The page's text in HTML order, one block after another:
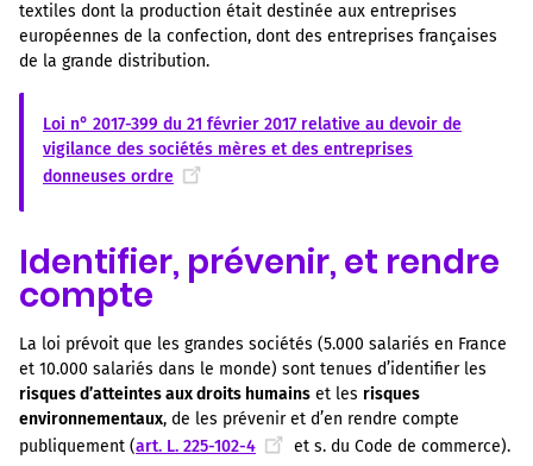
textiles dont la production était destinée aux entreprises
européennes de la confection, dont des entreprises françaises
de la grande distribution.
Loi n° 2017-399 du 21 février 2017 relative au devoir de
vigilance des sociétés mères et des entreprises
donneuses ordre
Identifier, prévenir, et rendre
compte
La loi prévoit que les grandes sociétés (5.000 salariés en France
et 10.000 salariés dans le monde) sont tenues d’identifier les
risques d’atteintes aux droits humains et les risques
environnementaux, de les prévenir et d’en rendre compte
publiquement (art. L. 225-102-4 et s. du Code de commerce).